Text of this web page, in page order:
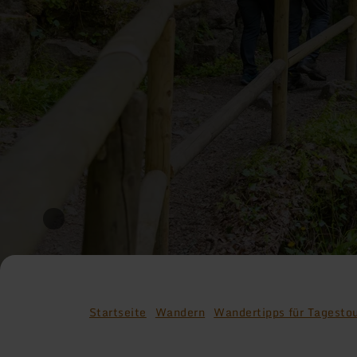
Startseite Wandern Wandertipps für